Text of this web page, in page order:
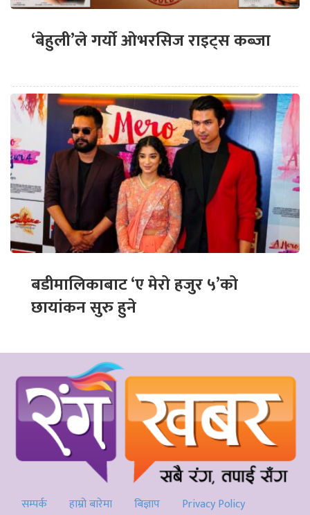
‘बेहुली’ले गर्यो ओभरसिज राइट्स कब्जा
बडीमालिकाबाट ‘ए मेरो हजुर ५’को
छायांकन सुरु हुने
सम्पर्क हाम्रो बारेमा बिज्ञाप Privacy Policy